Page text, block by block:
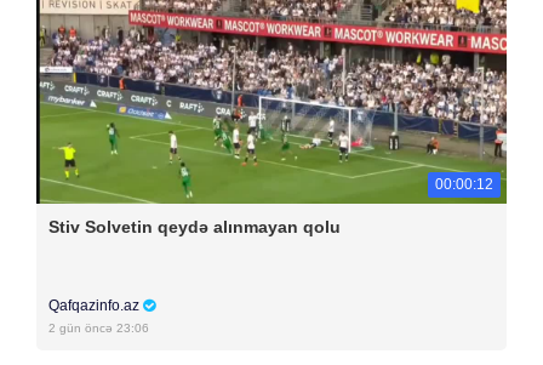
00:00:12
Stiv Solvetin qeydə alınmayan qolu
Qafqazinfo.az
2 gün öncə 23:06